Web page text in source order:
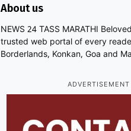
About us
NEWS 24 TASS MARATHI
trusted web portal of every
Borderlands, Konkan, Goa and
ADVERTISEMENT